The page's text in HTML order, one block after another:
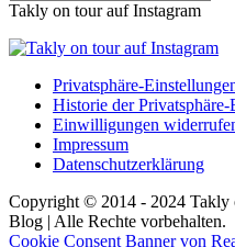
Takly on tour auf Instagram
Privatsphäre-
Historie der Privatsphäre-
Einwilligungen
Impressum
Datenschutzerklärung
Copyright © 2014 - 2024 Takly
Blog | Alle Rechte vorbehalten.
Cookie Consent Banner von